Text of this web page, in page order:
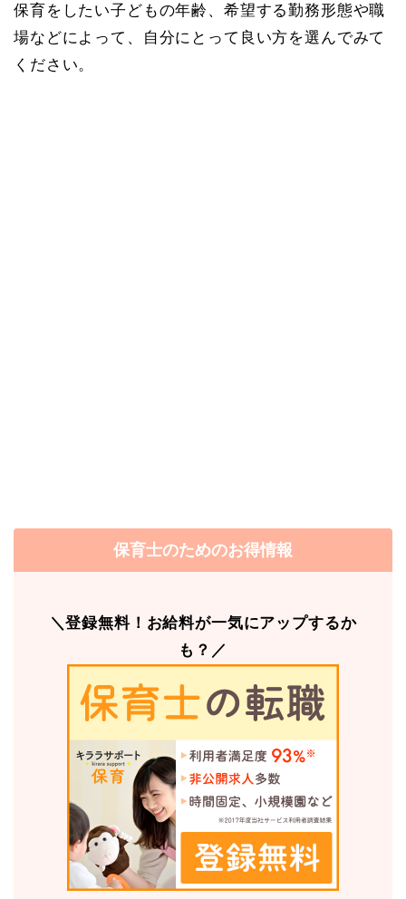
保育をしたい子どもの年齢、希望する勤務形態や職
場などによって、自分にとって良い方を選んでみて
ください。
保育士のためのお得情報
＼登録無料！お給料が一気にアップするか
も？／